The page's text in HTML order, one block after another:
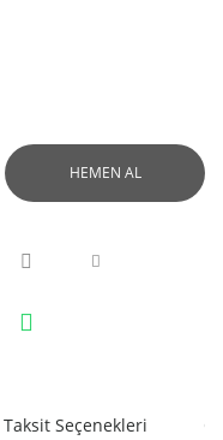
HEMEN AL
Taksit Seçenekleri